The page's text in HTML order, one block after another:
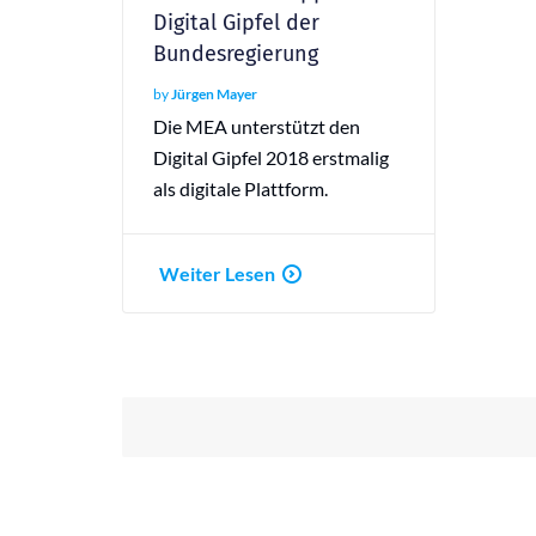
Digital Gipfel der
Bundesregierung
byJürgen Mayer
Die MEA unterstützt den
Digital Gipfel 2018 erstmalig
als digitale Plattform.
Weiter Lesen